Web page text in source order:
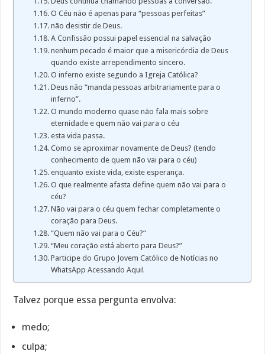
O Céu não é apenas para “pessoas perfeitas”
não desistir de Deus.
A Confissão possui papel essencial na salvação
nenhum pecado é maior que a misericórdia de Deus
quando existe arrependimento sincero.
O inferno existe segundo a Igreja Católica?
Deus não “manda pessoas arbitrariamente para o
inferno”.
O mundo moderno quase não fala mais sobre
eternidade e quem não vai para o céu
esta vida passa.
Como se aproximar novamente de Deus? (tendo
conhecimento de quem não vai para o céu)
enquanto existe vida, existe esperança.
O que realmente afasta define quem não vai para o
céu?
Não vai para o céu quem fechar completamente o
coração para Deus.
“Quem não vai para o Céu?”
“Meu coração está aberto para Deus?”
Participe do Grupo Jovem Católico de Notícias no
WhatsApp Acessando Aqui!
Talvez porque essa pergunta envolva:
medo;
culpa;